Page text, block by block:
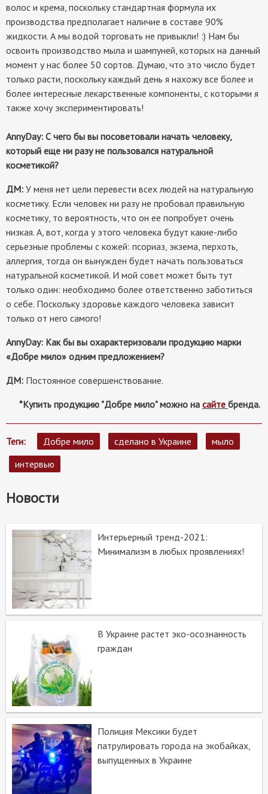
волос и крема, поскольку стандартная формула их
производства предполагает наличие в составе 90%
жидкости. А мы водой торговать не привыкли! :) Нам бы
освоить производство мыла и шампуней, которых на данный
момент у нас более 50 сортов. Думаю, что это число будет
только расти, поскольку каждый день я нахожу все более и
более интересные лекарственные компоненты, с которыми я
также хочу экспериментировать!
AnnyDay: С чего бы вы посоветовали начать человеку,
который еще ни разу не пользовался натуральной
косметикой?
ДМ: У меня нет цели перевести всех людей на натуральную
косметику. Если человек ни разу не пробовал правильную
косметику, то вероятность, что он ее попробует очень
низкая. А, вот, когда у этого человека будут какие-либо
серьезные проблемы с кожей: псориаз, экзема, перхоть,
аллергия, тогда он вынужден будет начать пользоваться
натуральной косметикой. И мой совет может быть тут
только один: необходимо более ответственно заботиться
о себе. Поскольку здоровье каждого человека зависит
только от него самого!
AnnyDay: Как бы вы охарактеризовали продукцию марки
«Добре мило» одним предложением?
ДМ: Постоянное совершенствование.
*Купить продукцию "Добре мило" можно на сайте бренда.
Теги Добре мило сделано в Украине
мыло
интервью
Новости
Интерьерный тренд-2021:
Минимализм в любых проявлениях!
В Украине растет эко-осознанность
граждан
Полиция Мексики будет
патрулировать города на экобайках,
выпущенных в Украине